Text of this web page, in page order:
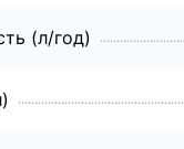
(л/год)